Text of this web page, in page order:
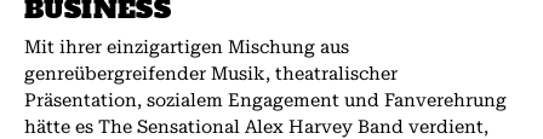
BUSINESS
Mit ihrer einzigartigen Mischung aus
genreübergreifender Musik, theatralischer
Präsentation, sozialem Engagement und Fanverehrung
hätte es The Sensational Alex Harvey Band verdient,